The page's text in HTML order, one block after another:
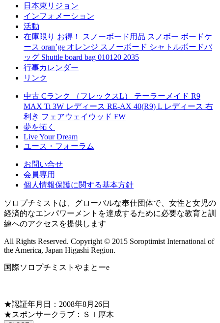
日本東リジョン
インフォメーション
活動
在庫限り お得！ スノーボード用品 スノボー ボードケ
ース oran’ge オレンジ スノーボード シャトルボードバ
ッグ Shuttle board bag 010120 2035
行事カレンダー
リンク
中古 Cランク （フレックスL） テーラーメイド R9
MAX Ti 3W レディース RE-AX 40(R9) L レディース 右
利き フェアウェイウッド FW
夢を拓く
Live Your Dream
ユース・フォーラム
お問い合せ
会員専用
個人情報保護に関する基本方針
ソロプチミストは、グローバルな奉仕団体で、女性と女児の
経済的なエンパワーメントを達成するために必要な教育と訓
練へのアクセスを提供します
All Rights Reserved. Copyright © 2015 Soroptimist International of
the America, Japan Higashi Region.
国際ソロプチミストやまとーe
★認証年月日：2008年8月26日
★スポンサークラブ：ＳＩ厚木